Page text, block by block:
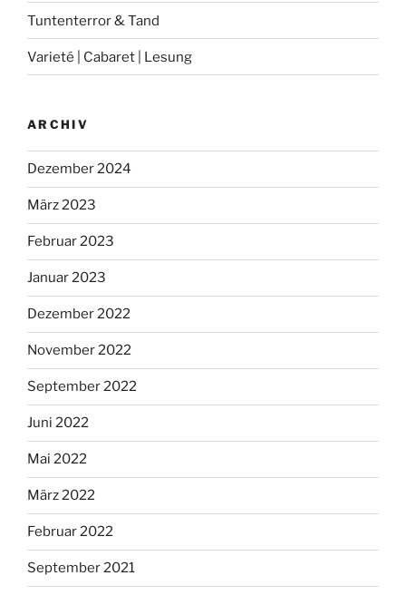
Tuntenterror & Tand
Varieté | Cabaret | Lesung
ARCHIV
Dezember 2024
März 2023
Februar 2023
Januar 2023
Dezember 2022
November 2022
September 2022
Juni 2022
Mai 2022
März 2022
Februar 2022
September 2021